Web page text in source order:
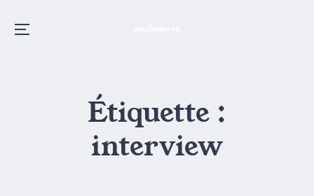
Menu
Étiquette :
interview